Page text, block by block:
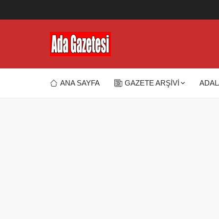
ANA SAYFA GAZETE ARŞİVİ